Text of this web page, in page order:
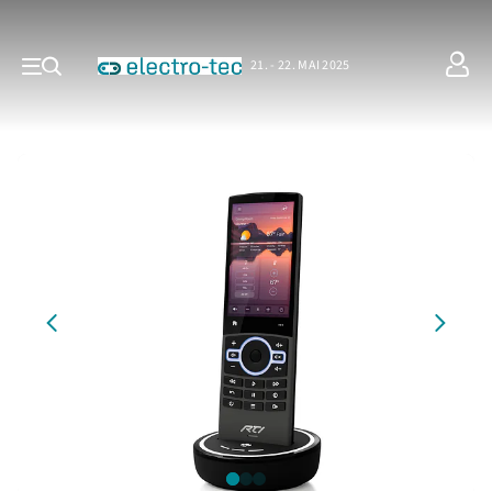
21. - 22. MAI 2025